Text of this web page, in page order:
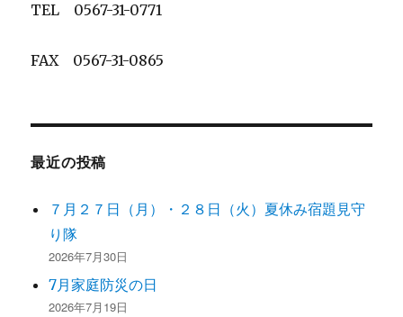
TEL 0567-31-0771
FAX 0567-31-0865
最近の投稿
７月２７日（月）・２８日（火）夏休み宿題見守
り隊
2026年7月30日
7月家庭防災の日
2026年7月19日